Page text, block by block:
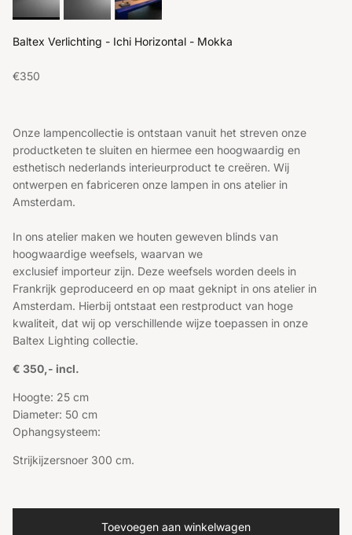
Baltex Verlichting - Ichi Horizontal - Mokka
Reguliere prijs
€350
Onze lampencollectie is ontstaan vanuit het streven onze
productketen te sluiten en hiermee een hoogwaardig en
esthetisch nederlands interieurproduct te creëren. Wij
ontwerpen en fabriceren onze lampen in ons atelier in
Amsterdam.
In ons atelier maken we houten geweven blinds van
hoogwaardige weefsels, waarvan we
exclusief importeur zijn. Deze weefsels worden deels in
Frankrijk geproduceerd en op maat geknipt in ons atelier in
Amsterdam. Hierbij ontstaat een restproduct van hoge
kwaliteit, dat wij op verschillende wijze toepassen in onze
Baltex Lighting collectie.
€ 350,- incl.
Hoogte: 25 cm
Diameter: 50 cm
Ophangsysteem:
Strijkijzersnoer 300 cm.
Toevoegen aan winkelwagen